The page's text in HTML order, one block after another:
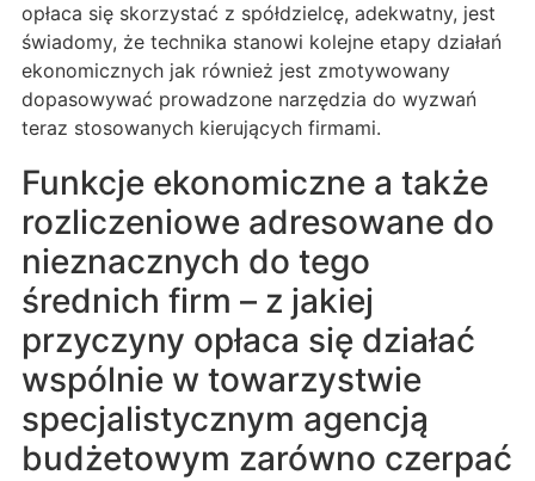
opłaca się skorzystać z spółdzielcę, adekwatny, jest
świadomy, że technika stanowi kolejne etapy działań
ekonomicznych jak również jest zmotywowany
dopasowywać prowadzone narzędzia do wyzwań
teraz stosowanych kierujących firmami.
Funkcje ekonomiczne a także
rozliczeniowe adresowane do
nieznacznych do tego
średnich firm – z jakiej
przyczyny opłaca się działać
wspólnie w towarzystwie
specjalistycznym agencją
budżetowym zarówno czerpać